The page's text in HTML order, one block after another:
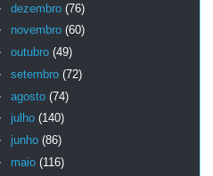
dezembro (76)
novembro (60)
outubro (49)
setembro (72)
agosto (74)
julho (140)
junho (86)
maio (116)